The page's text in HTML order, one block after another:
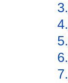
3.
4.
5.
6.
7.